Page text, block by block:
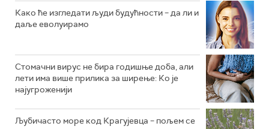
Како ће изгледати људи будућности – да ли и
даље еволуирамо
Стомачни вирус не бира годишње доба, али
лети има више прилика за ширење: Ко је
најугроженији
Љубичасто море код Крагујевца – пољем се